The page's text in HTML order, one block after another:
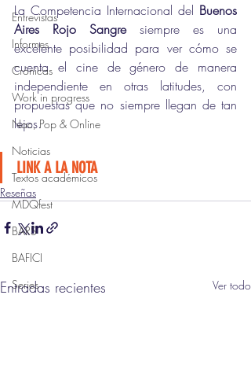
Entrevistas
Informes
Crónicas
Work in progress
Nac, Pop & Online
Noticias
Textos académicos
MDQfest
BARS
BAFICI
Series
La Competencia Internacional del Buenos
Aires Rojo Sangre siempre es una
excelente posibilidad para ver cómo se
cuenta el cine de género de manera
independiente en otras latitudes, con
propuestas que no siempre llegan de tan
lejos.
LINK A LA NOTA
Reseñas
Entradas recientes Ver todo